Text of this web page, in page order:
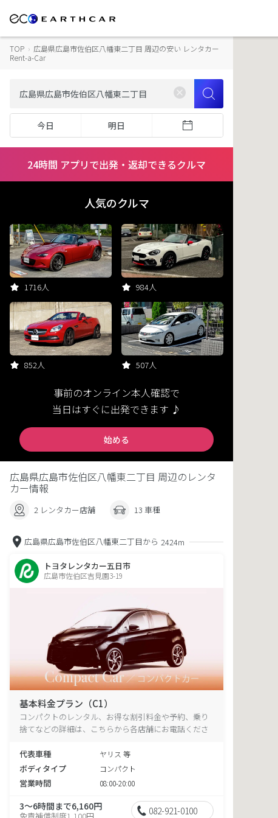
TOP › 広島県広島市佐伯区八幡東二丁目 周辺の安い レンタカー
Rent-a-Car
今日 明日
24時間 アプリで出発・返却できるクルマ
人気のクルマ
1716人 984人
852人 507人
事前のオンライン本人確認で
当日はすぐに出発できます ♪
始める
広島県広島市佐伯区八幡東二丁目 周辺のレンタ
カー情報
2 レンタカー店舗 13 車種
広島県広島市佐伯区八幡東二丁目から 2424m
トヨタレンタカー五日市
広島市佐伯区吉見園3-19
基本料金プラン（C1）
コンパクトのレンタル、お得な割引料金や予約、乗り
捨てなどの詳細は、こちらから各店舗にお電話くださ
代表車種
ヤリス 等
ボディタイプ コンパクト
営業時間 08:00-20:00
3～6時間まで6,160円
免責補償制度1,100円 082-921-0100